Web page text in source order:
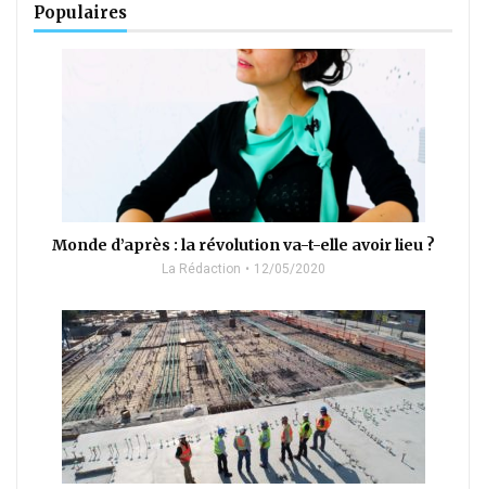
Populaires
Monde d’après : la révolution va-t-elle avoir lieu ?
La Rédaction 12/05/2020